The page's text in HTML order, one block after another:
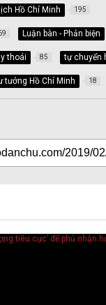
Hồ Chí Minh 195
Luận bàn - Phản biện
thoái 85 tự chuyển
tưởng Hồ Chí Minh 18